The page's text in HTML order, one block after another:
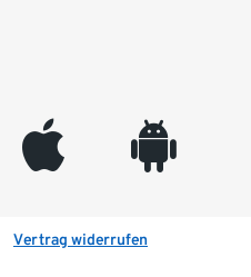
appleinc android
Vertrag widerrufen